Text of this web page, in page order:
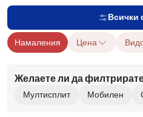
Всички
Намаления Цена
Желаете ли да
Мултисплит Мобилен